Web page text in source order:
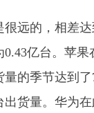
远的，相差达
亿台。苹果
的季节达到
出货量。华为